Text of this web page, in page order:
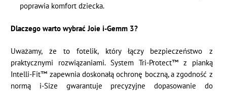
poprawia komfort dziecka.
Dlaczego warto wybrać Joie i-Gemm 3?
Uważamy, że to fotelik, który łączy bezpieczeństwo z
praktycznymi rozwiązaniami. System Tri-Protect™ z pianką
Intelli-Fit™ zapewnia doskonałą ochronę boczną, a zgodność z
normą i-Size gwarantuje precyzyjne dopasowanie do